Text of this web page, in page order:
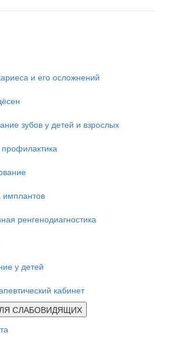
и его осложнений
зубов у детей и взрослых
профилактика
имплантов
ренгенодиагностика
у детей
кабинет
СЛАБОВИДЯЩИХ